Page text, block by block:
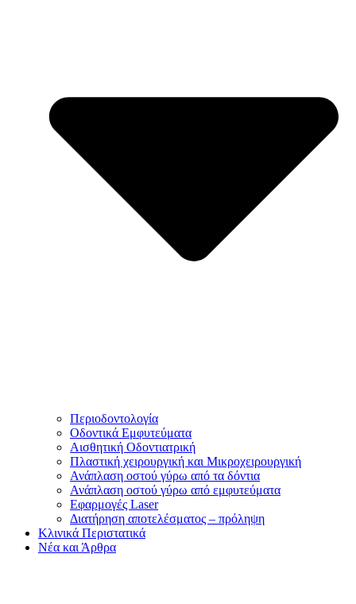
Περιοδοντολογία
Οδοντικά Εμφυτεύματα
Αισθητική Οδοντιατρική
Πλαστική χειρουργική και Μικροχειρουργική
Ανάπλαση οστού γύρω από τα δόντια
Ανάπλαση οστού γύρω από εμφυτεύματα
Εφαρμογές Laser
Διατήρηση αποτελέσματος – πρόληψη
Κλινικά Περιστατικά
Νέα και Άρθρα